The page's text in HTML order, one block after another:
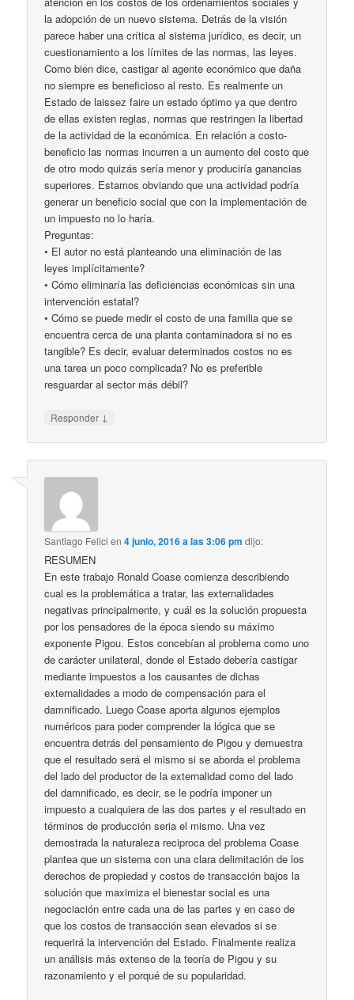
la adopción de un nuevo sistema. Detrás de la visión
parece haber una crítica al sistema jurídico, es decir, un
cuestionamiento a los límites de las normas, las leyes.
Como bien dice, castigar al agente económico que daña
no siempre es beneficioso al resto. Es realmente un
Estado de laissez faire un estado óptimo ya que dentro
de ellas existen reglas, normas que restringen la libertad
de la actividad de la económica. En relación a costo-
beneficio las normas incurren a un aumento del costo que
de otro modo quizás sería menor y produciría ganancias
superiores. Estamos obviando que una actividad podría
generar un beneficio social que con la implementación de
un impuesto no lo haría.
Preguntas:
• El autor no está planteando una eliminación de las
leyes implícitamente?
• Cómo eliminaría las deficiencias económicas sin una
intervención estatal?
• Cómo se puede medir el costo de una familia que se
encuentra cerca de una planta contaminadora si no es
tangible? Es decir, evaluar determinados costos no es
una tarea un poco complicada? No es preferible
resguardar al sector más débil?
Responder ↓
Santiago Felici en4 junio, 2016 a las 3:06 pm dijo:
RESUMEN
En este trabajo Ronald Coase comienza describiendo
cual es la problemática a tratar, las externalidades
negativas principalmente, y cuál es la solución propuesta
por los pensadores de la época siendo su máximo
exponente Pigou. Estos concebían al problema como uno
de carácter unilateral, donde el Estado debería castigar
mediante impuestos a los causantes de dichas
externalidades a modo de compensación para el
damnificado. Luego Coase aporta algunos ejemplos
numéricos para poder comprender la lógica que se
encuentra detrás del pensamiento de Pigou y demuestra
que el resultado será el mismo si se aborda el problema
del lado del productor de la externalidad como del lado
del damnificado, es decir, se le podría imponer un
impuesto a cualquiera de las dos partes y el resultado en
términos de producción seria el mismo. Una vez
demostrada la naturaleza reciproca del problema Coase
plantea que un sistema con una clara delimitación de los
derechos de propiedad y costos de transacción bajos la
solución que maximiza el bienestar social es una
negociación entre cada una de las partes y en caso de
que los costos de transacción sean elevados si se
requerirá la intervención del Estado. Finalmente realiza
un análisis más extenso de la teoría de Pigou y su
razonamiento y el porqué de su popularidad.